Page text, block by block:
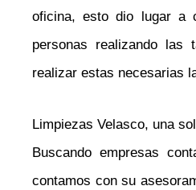
oficina, esto dio lugar a
personas realizando las
realizar estas necesarias
Limpiezas Velasco, una
Buscando empresas
contamos con su